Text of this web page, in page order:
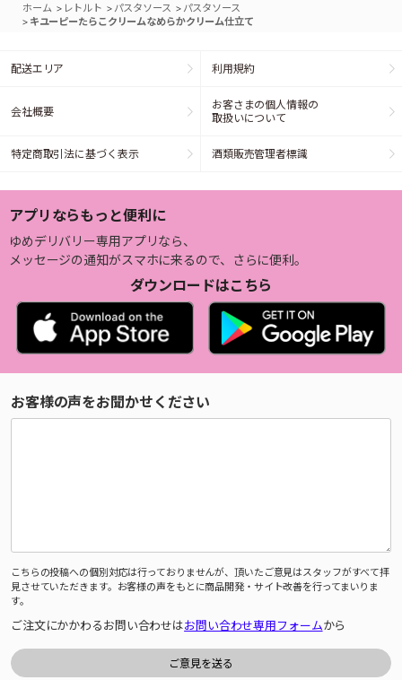
ホーム > レトルト > パスタソース > パスタソース
> キユーピーたらこクリームなめらかクリーム仕立て
配送エリア 利用規約
会社概要
お客さまの個人情報の
取扱いについて
特定商取引法に基づく表示 酒類販売管理者標識
アプリならもっと便利に
ゆめデリバリー専用アプリなら、
メッセージの通知がスマホに来るので、さらに便利。
ダウンロードはこちら
お客様の声をお聞かせください
こちらの投稿への個別対応は行っておりませんが、頂いたご意見はスタッフがすべて拝
見させていただきます。お客様の声をもとに商品開発・サイト改善を行ってまいりま
す。
ご注文にかかわるお問い合わせはお問い合わせ専用フォームから